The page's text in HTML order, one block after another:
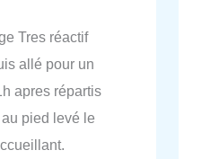
Tres réactif
allé pour un
apres répartis
pied levé le